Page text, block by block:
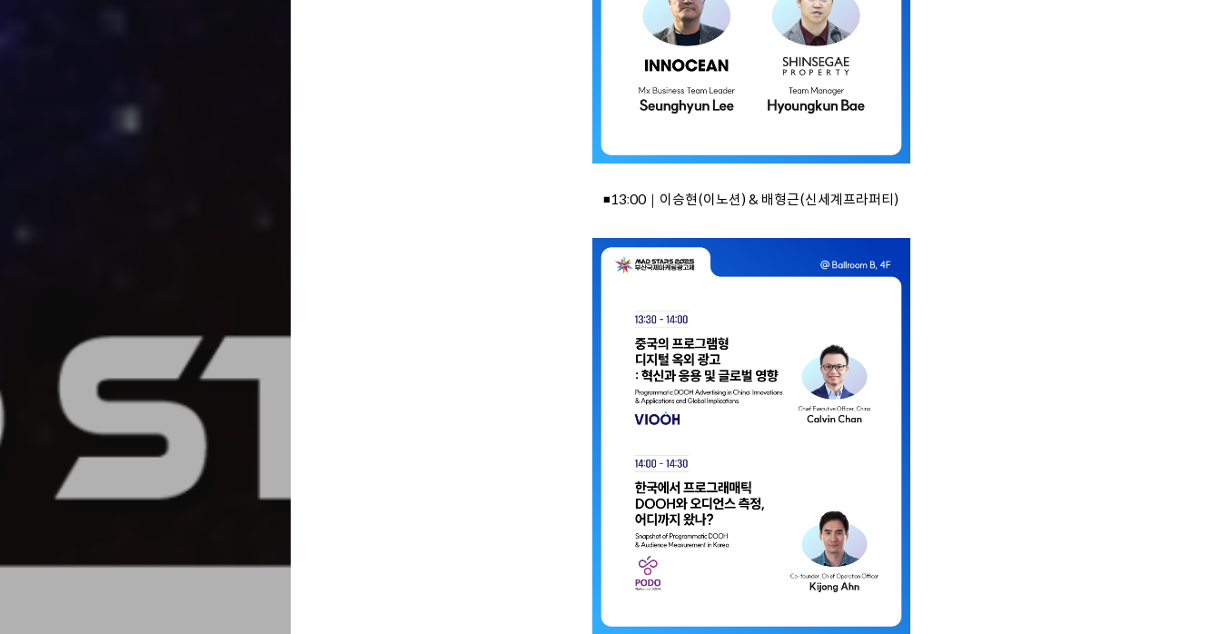
◾13:00｜이승현(이노션) & 배형근(신세계프라퍼티)